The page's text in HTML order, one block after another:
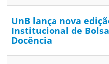
UnB lança nova
Institucional de
Docência